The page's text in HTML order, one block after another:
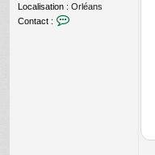
Localisation : Orléans
Contact :